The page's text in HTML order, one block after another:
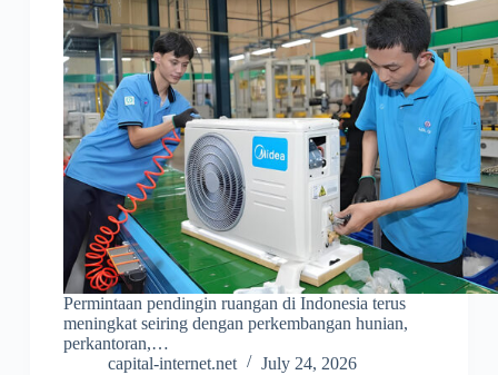
Permintaan pendingin ruangan di Indonesia terus
meningkat seiring dengan perkembangan hunian,
perkantoran,…
capital-internet.net
July 24, 2026